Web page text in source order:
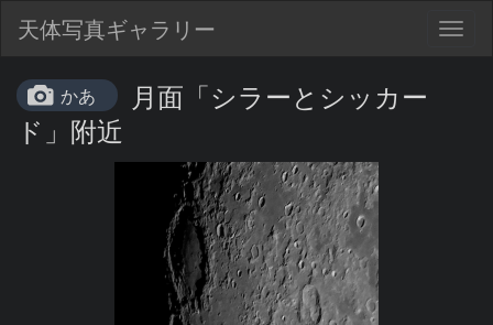
天体写真ギャラリー
かあ
月面「シラーとシッカー
ド」附近